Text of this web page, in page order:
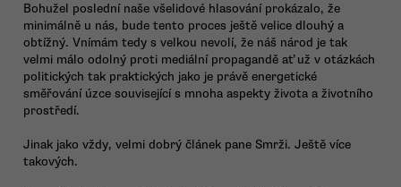
Bohužel poslední naše všelidové hlasování prokázalo, že
minimálně u nás, bude tento proces ještě velice dlouhý a
obtížný. Vnímám tedy s velkou nevolí, že náš národ je tak
velmi málo odolný proti mediální propagandě ať už v otázkách
politických tak praktických jako je právě energetické
směřování úzce související s mnoha aspekty života a životního
prostředí.
Jinak jako vždy, velmi dobrý článek pane Smrži. Ještě více
takových.